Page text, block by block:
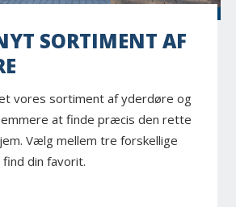
SORTIMENT AF
vores sortiment af yderdøre og
at finde præcis den rette
Vælg mellem tre forskellige
din favorit.